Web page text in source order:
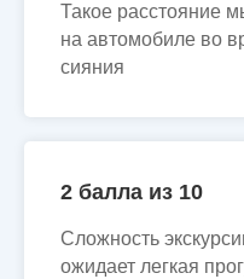
Такое расстояние
на автомобиле во
сияния
2 балла из 10
Сложность
ожидает легкая